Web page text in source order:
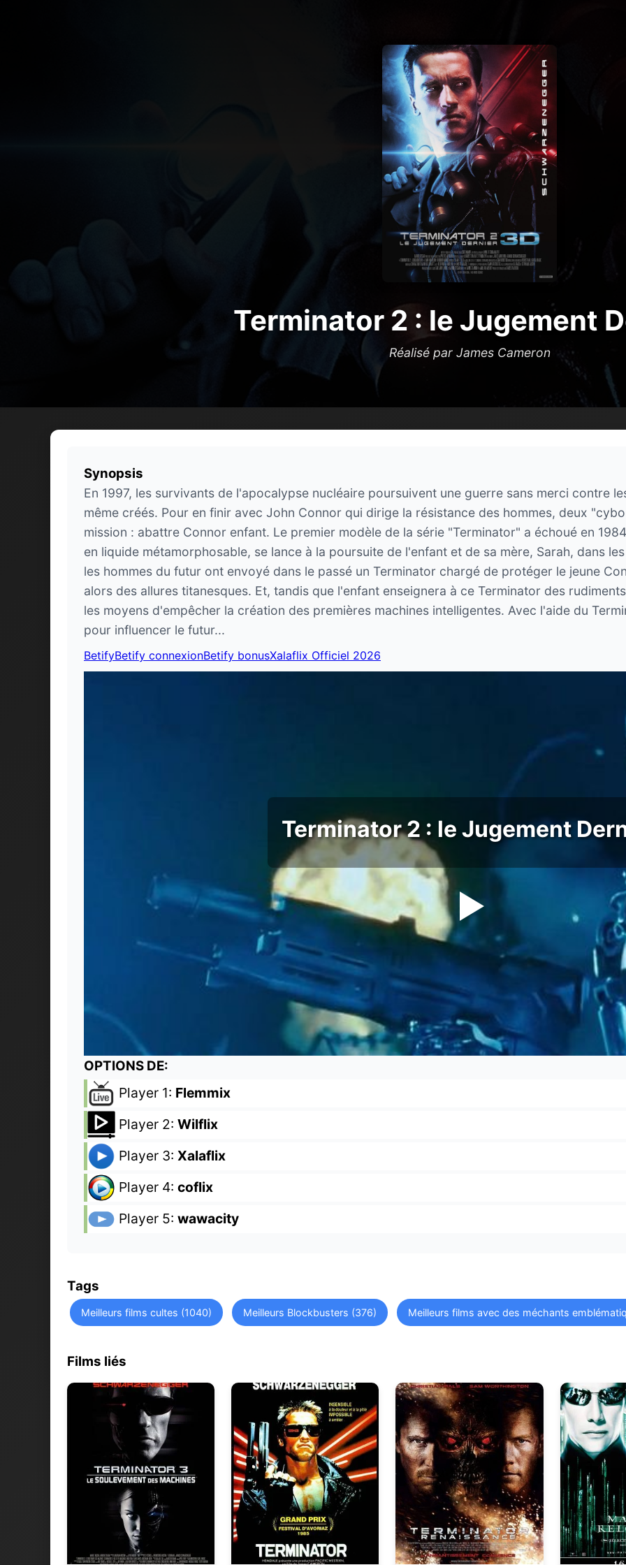
Terminator 2 : le Jugement
Réalisé par James Cameron
Synopsis
En 1997, les survivants de l'apocalypse nucléaire poursuivent une guerre sans merci contre
même créés. Pour en finir avec John Connor qui dirige la résistance des hommes, deux
mission : abattre Connor enfant. Le premier modèle de la série "Terminator" a échoué en
en liquide métamorphosable, se lance à la poursuite de l'enfant et de sa mère, Sarah, dans
les hommes du futur ont envoyé dans le passé un Terminator chargé de protéger le jeune
alors des allures titanesques. Et, tandis que l'enfant enseignera à ce Terminator des
les moyens d'empêcher la création des premières machines intelligentes. Avec l'aide du
pour influencer le futur...
BetifyBetify connexionBetify bonusXalaflix Officiel 2026
Terminator 2 : le Jugement
OPTIONS DE:
Player 1: Flemmix
Player 2: Wilflix
Player 3: Xalaflix
Player 4: coflix
Player 5: wawacity
Tags
Meilleurs films cultes (1040) Meilleurs Blockbusters (376) Meilleurs films avec des méchants
Films liés